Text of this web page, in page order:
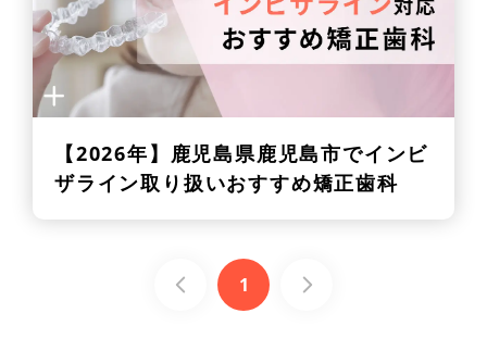
【2026年】 鹿児島県鹿児島市でインビ
ザライン取り扱いおすすめ矯正歯科
1